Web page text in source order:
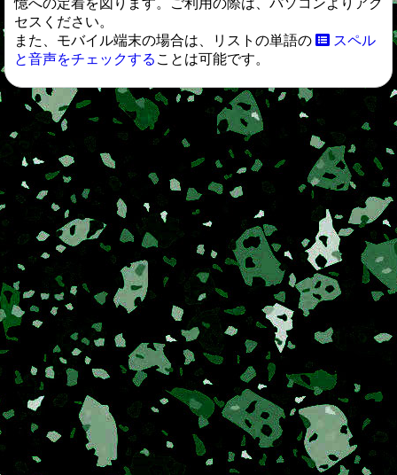
憶への定着を図ります。ご利用の際は、パソコンよりアク
セスください。
また、モバイル端末の場合は、リストの単語の
スペル
と音声をチェックする ことは可能です。